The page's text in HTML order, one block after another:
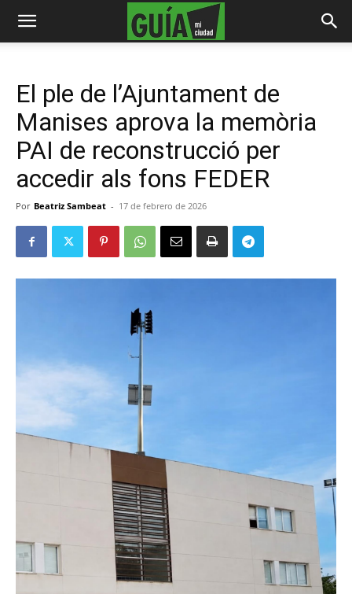
El ple de l’Ajuntament de
Manises aprova la memòria
PAI de reconstrucció per
accedir als fons FEDER
Por Beatriz Sambeat - 17 de febrero de 2026